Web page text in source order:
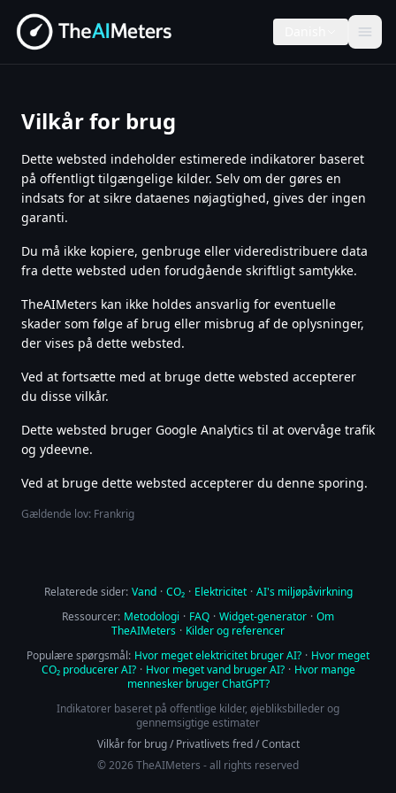
Vilkår for brug
Dette websted indeholder estimerede indikatorer baseret
på offentligt tilgængelige kilder. Selv om der gøres en
indsats for at sikre dataenes nøjagtighed, gives der ingen
garanti.
Du må ikke kopiere, genbruge eller videredistribuere data
fra dette websted uden forudgående skriftligt samtykke.
TheAIMeters kan ikke holdes ansvarlig for eventuelle
skader som følge af brug eller misbrug af de oplysninger,
der vises på dette websted.
Ved at fortsætte med at bruge dette websted accepterer
du disse vilkår.
Dette websted bruger Google Analytics til at overvåge trafik
og ydeevne.
Ved at bruge dette websted accepterer du denne sporing.
Gældende lov: Frankrig
Relaterede sider: Vand · CO₂ · Elektricitet · AI's miljøpåvirkning
Ressourcer: Metodologi · FAQ · Widget-generator · Om
TheAIMeters · Kilder og referencer
Populære spørgsmål: Hvor meget elektricitet bruger AI? · Hvor meget
CO₂ producerer AI? · Hvor meget vand bruger AI? · Hvor mange
mennesker bruger ChatGPT?
Indikatorer baseret på offentlige kilder, øjebliksbilleder og
gennemsigtige estimater
Vilkår for brug/Privatlivets fred/Contact
© 2026 TheAIMeters - all rights reserved